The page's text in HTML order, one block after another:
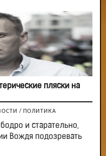
пляски на
/ ПОЛИТИКА
и старательно,
Вождя подозревать